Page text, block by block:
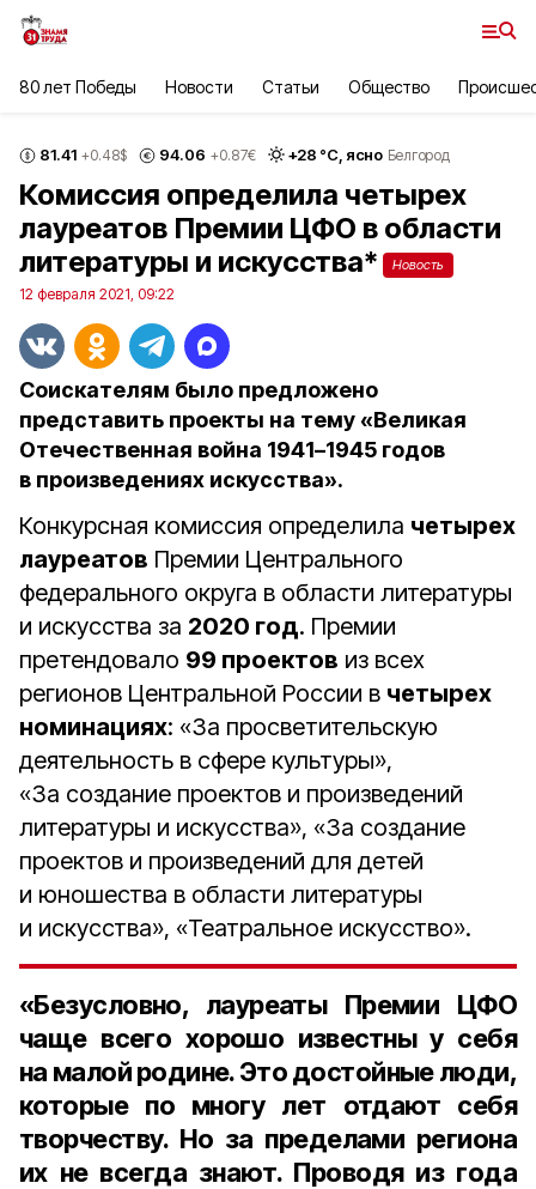
80 лет Победы Новости Статьи Общество
81.41 +0.48$ 94.06 +0.87€ +28 °С, ясно Белгород
Комиссия определила четырех
лауреатов Премии ЦФО в области
литературы и искусства*
Новость
12 февраля 2021, 09:22
Соискателям было предложено
представить проекты на тему «Великая
Отечественная война 1941–1945 годов
в произведениях искусства».
Конкурсная комиссия определила четырех
лауреатов Премии Центрального
федерального округа в области литературы
и искусства за 2020 год. Премии
претендовало 99 проектов из всех
регионов Центральной России в четырех
номинациях: «За просветительскую
деятельность в сфере культуры»,
«За создание проектов и произведений
литературы и искусства», «За создание
проектов и произведений для детей
и юношества в области литературы
и искусства», «Театральное искусство».
«Безусловно, лауреаты Премии ЦФО
чаще всего хорошо известны у себя
на малой родине. Это достойные люди,
которые по многу лет отдают себя
творчеству. Но за пределами региона
их не всегда знают. Проводя из года